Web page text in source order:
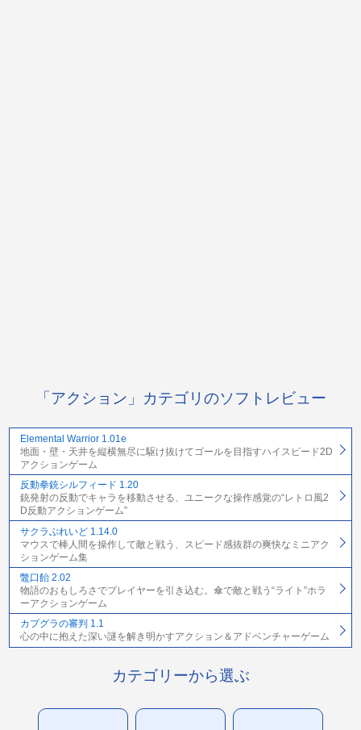
「アクション」カテゴリのソフトレビュー
Elemental Warrior 1.01e
地面・壁・天井を縦横無尽に駆け抜けてゴールを目指すハイスピード2D
アクションゲーム
反動拳銃シルフィード 1.20
銃発射の反動でキャラを移動させる、ユニークな操作感覚の“レトロ風2
D反動アクションゲーム”
サクラぶれいど 1.14.0
マウスで棒人間を操作して敵と戦う、スピード感抜群の爽快なミニアク
ションゲーム集
鼈口飴 2.02
物語のおもしろさでプレイヤーを引き込む。傘で敵と戦う“ライト”ホラ
ーアクションゲーム
カプグラの審判 1.1
心の中に抱えた深い謎を解き明かすアクション＆アドベンチャーゲーム
カテゴリーから選ぶ